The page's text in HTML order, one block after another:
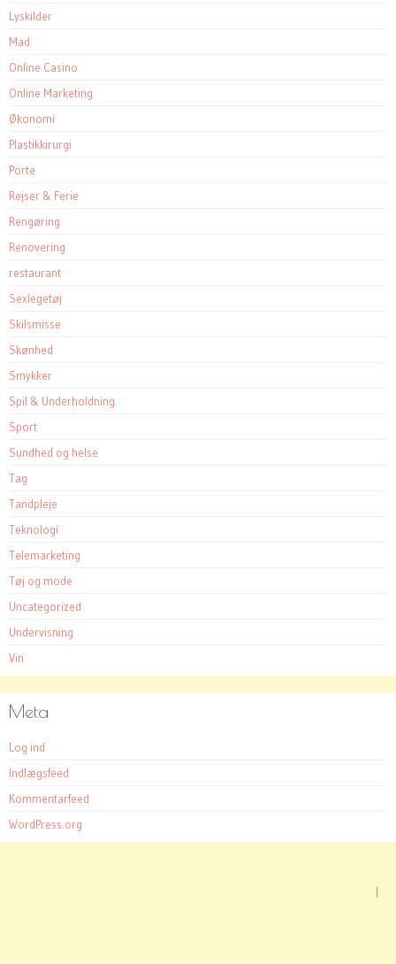
Lyskilder
Mad
Online Casino
Online Marketing
Økonomi
Plastikkirurgi
Porte
Rejser & Ferie
Rengøring
Renovering
restaurant
Sexlegetøj
Skilsmisse
Skønhed
Smykker
Spil & Underholdning
Sport
Sundhed og helse
Tag
Tandpleje
Teknologi
Telemarketing
Tøj og mode
Uncategorized
Undervisning
Vin
Meta
Log ind
Indlægsfeed
Kommentarfeed
WordPress.org